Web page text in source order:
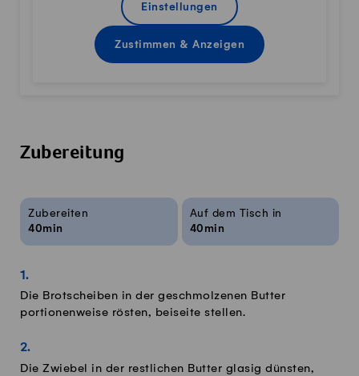
Einstellungen
Zustimmen & Anzeigen
Zubereitung
Rezeptinfos
Zubereiten
40min
Auf dem Tisch in
40min
Die Brotscheiben in der geschmolzenen Butter
portionenweise rösten, beiseite stellen.
Die Zwiebel in der restlichen Butter glasig dünsten,